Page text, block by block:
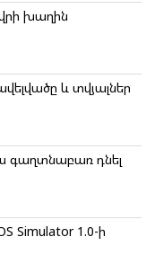
խաղին
և տվյալներ
գաղտնաբառ դնել
Simulator 1.0-ի